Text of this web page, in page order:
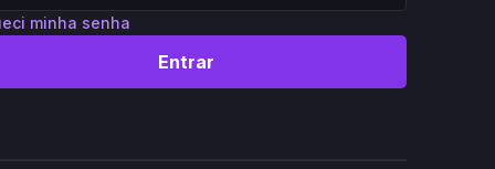
minha senha
Entrar